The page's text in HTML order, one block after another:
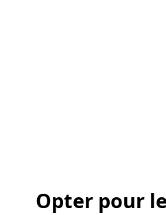
Opter pour